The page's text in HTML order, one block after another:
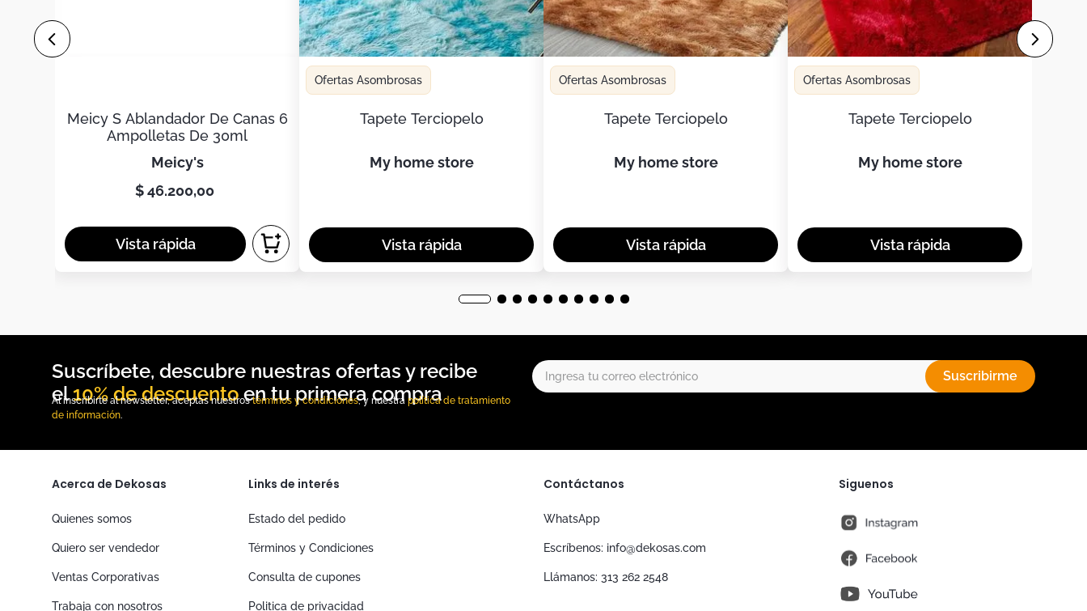
Meicy S Ablandador De Canas 6
Ampolletas De 30ml
meicy's
$ 46.200,00
Ofertas Asombrosas
Tapete Terciopelo
my home store
Ofertas Asombrosas
Tapete Terciopelo
my home store
Ofertas Asombrosas
Tapete Terciopelo
my home store
10% de descuento
Suscribirme
Al inscribirte al newsletter, aceptas nuestrostérminos y condiciones, y nuestra política de tratamiento
de información.
Acerca de Dekosas
Quienes somos
Quiero ser vendedor
Ventas Corporativas
Trabaja con nosotros
Links de interés
Estado del pedido
Términos y Condiciones
Consulta de cupones
Politica de privacidad
Contáctanos
WhatsApp
Escríbenos: info@dekosas.com
Llámanos: 313 262 2548
Siguenos
instagram
fb
You Tube